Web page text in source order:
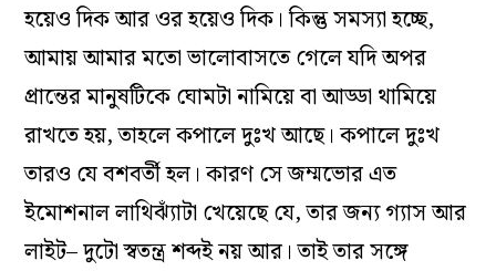
হয়েও দিক আর ওর হয়েও দিক। কিন্তু সমস্যা হচ্ছে,
আমায় আমার মতো ভালোবাসতে গেলে যদি অপর
প্রান্তের মানুষটিকে ঘোমটা নামিয়ে বা আড্ডা থামিয়ে
রাখতে হয়, তাহলে কপালে দুঃখ আছে। কপালে দুঃখ
তারও যে বশবর্তী হল। কারণ সে জম্মভোর এত
ইমোশনাল লাথিঝ্যাঁটা খেয়েছে যে, তার জন্য গ্যাস আর
লাইট– দুটো স্বতন্ত্র শব্দই নয় আর। তাই তার সঙ্গে